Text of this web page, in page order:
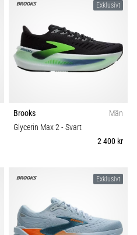
Exklusivt
Brooks
Män
Glycerin Max 2- Svart
2 400 kr
Exklusivt